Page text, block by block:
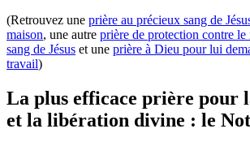
(Retrouvez une prière au précieux sang de
maison, une autre prière de protection contre
sang de Jésus et une prière à Dieu pour lui
travail)
La plus efficace prière pour
et la libération divine : le